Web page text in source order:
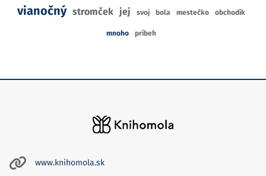
vianočný stromček jej svoj bola mestečko obchodík
mnoho príbeh
www.knihomola.sk